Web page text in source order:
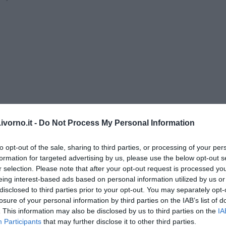
- Do Not Process My Personal Information
opt-out of the sale, sharing to third parties, or processing of your
for targeted advertising by us, please use the below opt-out
selection. Please note that after your opt-out request is processed
interest-based ads based on personal information utilized by us
to third parties prior to your opt-out. You may separately
of your personal information by third parties on the IAB’s list of
This information may also be disclosed by us to third parties on the
Participants that may further disclose it to other third parties.
di Maria Caruso
argentino